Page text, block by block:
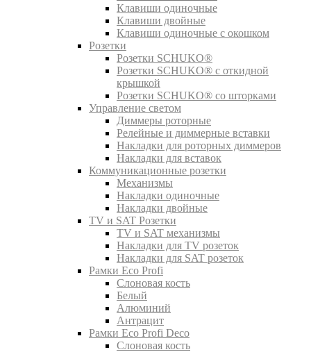
Клавиши одиночные
Клавиши двойные
Клавиши одиночные с окошком
Розетки
Розетки SCHUKO®
Розетки SCHUKO® с откидной
крышкой
Розетки SCHUKO® со шторками
Управление светом
Диммеры роторные
Релейные и диммерные вставки
Накладки для роторных диммеров
Накладки для вставок
Коммуникационные розетки
Механизмы
Накладки одиночные
Накладки двойные
TV и SAT Розетки
TV и SAT механизмы
Накладки для TV розеток
Накладки для SAT розеток
Рамки Eco Profi
Слоновая кость
Белый
Алюминий
Антрацит
Рамки Eco Profi Deco
Слоновая кость